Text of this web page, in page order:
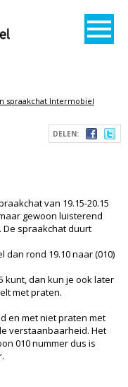
spraakchat Intermobiel
DELEN:
van 19.15-20.15
gewoon luisterend
De spraakchat duurt
rond 19.10 naar (010)
kunt, dan kun je ook later
met praten.
en met niet praten met
verstaanbaarheid. Het
010 nummer dus is